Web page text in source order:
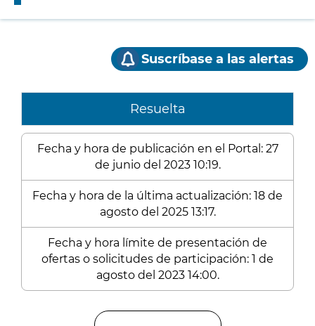
Suscríbase a las alertas
Resuelta
Fecha y hora de publicación en el Portal: 27
de junio del 2023 10:19.
Fecha y hora de la última actualización: 18 de
agosto del 2025 13:17.
Fecha y hora límite de presentación de
ofertas o solicitudes de participación: 1 de
agosto del 2023 14:00.